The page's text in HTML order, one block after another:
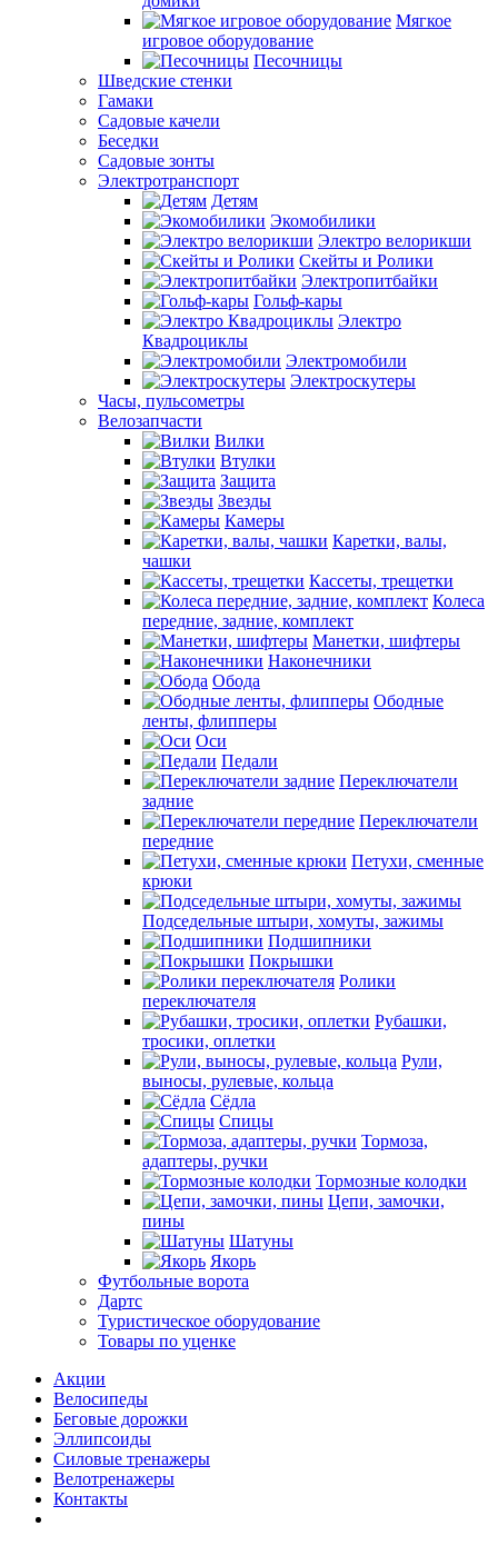
Мягкое
игровое оборудование
Песочницы
Шведские стенки
Гамаки
Садовые качели
Беседки
Садовые зонты
Электротранспорт
Детям
Экомобилики
Электро велорикши
Скейты и Ролики
Электропитбайки
Гольф-кары
Электро
Квадроциклы
Электромобили
Электроскутеры
Часы, пульсометры
Велозапчасти
Вилки
Втулки
Защита
Звезды
Камеры
Каретки, валы,
чашки
Кассеты, трещетки
Колеса
передние, задние, комплект
Манетки, шифтеры
Наконечники
Обода
Ободные
ленты, флипперы
Оси
Педали
Переключатели
задние
Переключатели
передние
Петухи, сменные
крюки
Подседельные штыри, хомуты, зажимы
Подшипники
Покрышки
Ролики
переключателя
Рубашки,
тросики, оплетки
Рули,
выносы, рулевые, кольца
Сёдла
Спицы
Тормоза,
адаптеры, ручки
Тормозные колодки
Цепи, замочки,
пины
Шатуны
Якорь
Футбольные ворота
Дартс
Туристическое оборудование
Товары по уценке
Акции
Велосипеды
Беговые дорожки
Эллипсоиды
Силовые тренажеры
Велотренажеры
Контакты